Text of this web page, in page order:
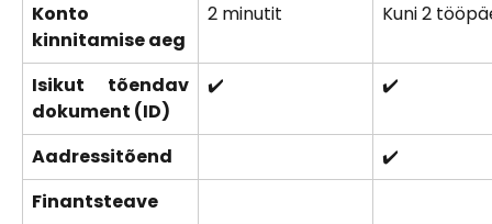
Konto
kinnitamise aeg
2 minutit Kuni 2
Isikut tõendav
dokument (ID)
✔️ ✔️
Aadressitõend
✔️
Finantsteave